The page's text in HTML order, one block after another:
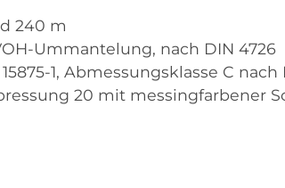
240 m
Ummantelung, nach DIN 4726
1, Abmessungsklasse C nach
20 mit messingfarbener